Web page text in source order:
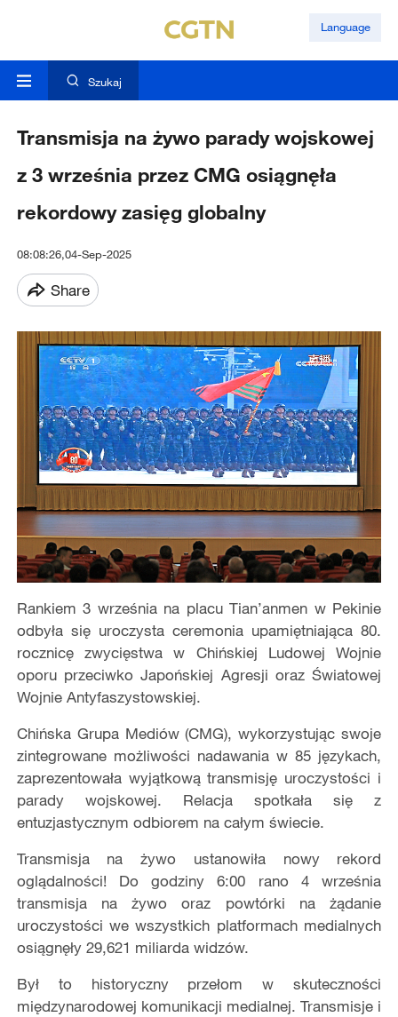
Language
Szukaj
Transmisja na żywo parady wojskowej
z 3 września przez CMG osiągnęła
rekordowy zasięg globalny
08:08:26,04-Sep-2025
Share
Rankiem 3 września na placu Tian’anmen w Pekinie
odbyła się uroczysta ceremonia upamiętniająca 80.
rocznicę zwycięstwa w Chińskiej Ludowej Wojnie
oporu przeciwko Japońskiej Agresji oraz Światowej
Wojnie Antyfaszystowskiej.
Chińska Grupa Mediów (CMG), wykorzystując swoje
zintegrowane możliwości nadawania w 85 językach,
zaprezentowała wyjątkową transmisję uroczystości i
parady wojskowej. Relacja spotkała się z
entuzjastycznym odbiorem na całym świecie.
Transmisja na żywo ustanowiła nowy rekord
oglądalności! Do godziny 6:00 rano 4 września
transmisja na żywo oraz powtórki na żądanie
uroczystości we wszystkich platformach medialnych
osiągnęły 29,621 miliarda widzów.
Był to historyczny przełom w skuteczności
międzynarodowej komunikacji medialnej. Transmisje i